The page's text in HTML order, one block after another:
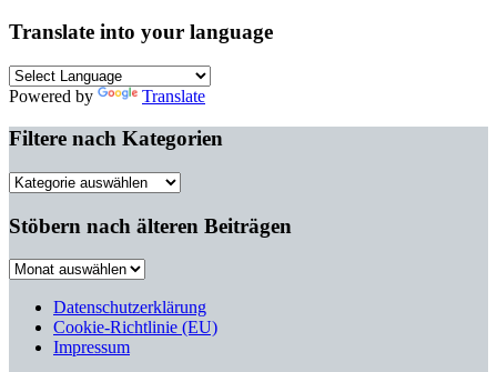
Translate into your language
Powered by Translate
Filtere nach Kategorien
Filtere
Kategorien
Stöbern nach älteren Beiträgen
Stöbern
älteren
Beiträgen
Datenschutzerklärung
Cookie-Richtlinie (EU)
Impressum